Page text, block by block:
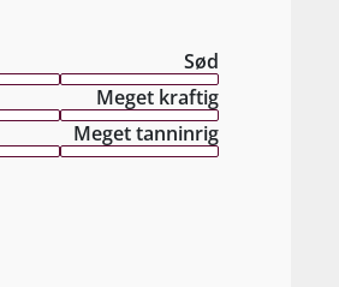
Sød
Meget kraftig
Meget tanninrig